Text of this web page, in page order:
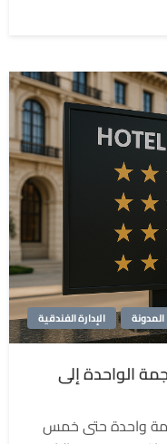
الإدارة الفندقية المدونة
الواحدة إلى
واحدة حتى خمس